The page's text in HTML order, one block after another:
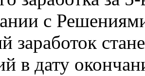
с
заработок
в дату